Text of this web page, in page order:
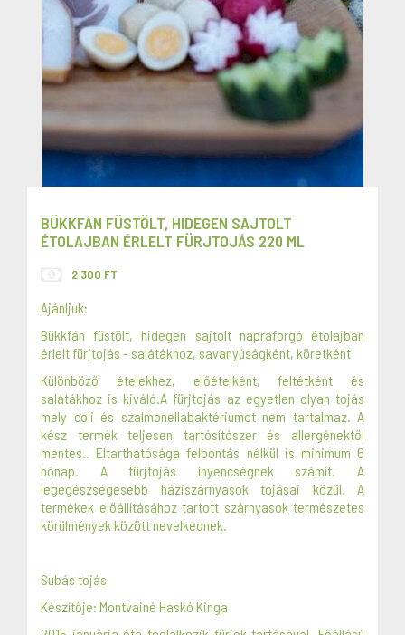
BÜKKFÁN FÜSTÖLT, HIDEGEN SAJTOLT
ÉTOLAJBAN ÉRLELT FÜRJTOJÁS 220 ML
2 300 FT
Ajánljuk:
Bükkfán füstölt, hidegen sajtolt napraforgó étolajban
érlelt fürjtojás - salátákhoz, savanyúságként, köretként
Különböző ételekhez, előételként, feltétként és
salátákhoz is kiváló.A fürjtojás az egyetlen olyan tojás
mely coli és szalmonellabaktériumot nem tartalmaz. A
kész termék teljesen tartósítószer és allergénektől
mentes.. Eltarthatósága felbontás nélkül is minimum 6
hónap. A fürjtojás ínyencségnek számít. A
legegészségesebb háziszárnyasok tojásai közül. A
termékek előállításához tartott szárnyasok természetes
körülmények között nevelkednek.
Subás tojás
Készítője: Montvainé Haskó Kinga